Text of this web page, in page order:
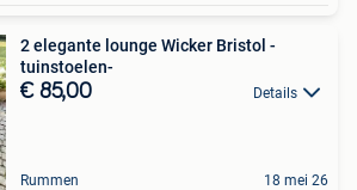
2 elegante lounge Wicker Bristol -
tuinstoelen-
€ 85,00 Details
Rummen 18 mei 26